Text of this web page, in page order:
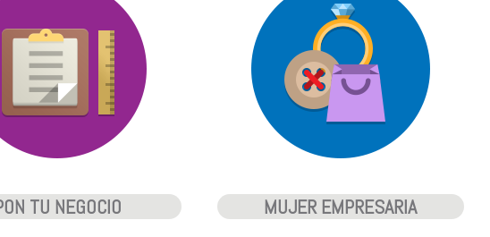
TU NEGOCIO MUJER EMPRESARIA